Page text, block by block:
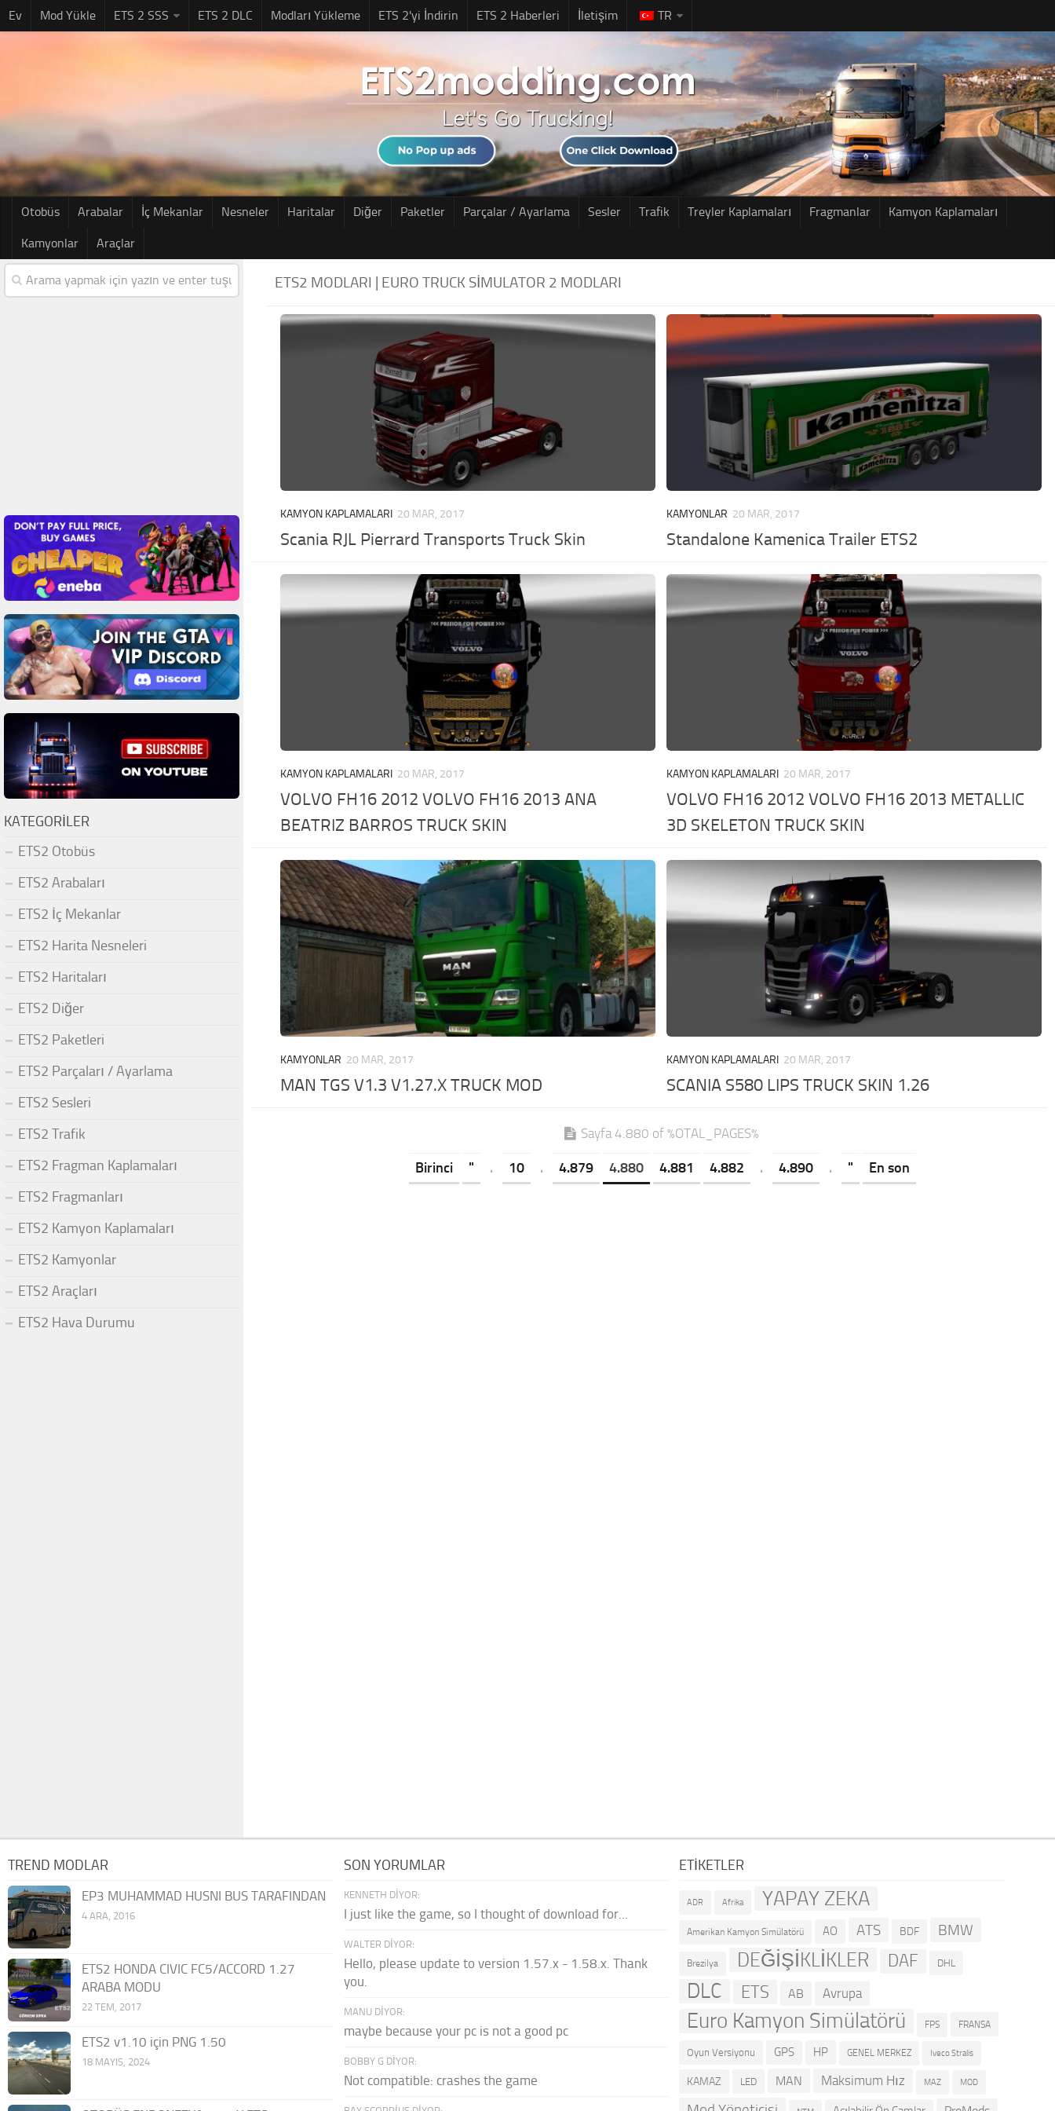
Ev Mod Yükle ETS 2 SSS ETS 2 DLC Modları Yükleme ETS 2'yi İndirin ETS 2 Haberleri İletişim TR
Otobüs Arabalar İç Mekanlar Nesneler Haritalar Diğer Paketler Parçalar / Ayarlama Sesler Trafik Treyler Kaplamaları Fragmanlar Kamyon Kaplamaları
Kamyonlar Araçlar
ETS2 MODLARI | EURO TRUCK SIMULATOR 2 MODLARI
KAMYON KAPLAMALARI 20 MAR, 2017
Scania RJL Pierrard Transports Truck Skin
KAMYONLAR 20 MAR, 2017
Standalone Kamenica Trailer ETS2
KAMYON KAPLAMALARI 20 MAR, 2017
VOLVO FH16 2012 VOLVO FH16 2013 ANA
BEATRIZ BARROS TRUCK SKIN
KAMYON KAPLAMALARI 20 MAR, 2017
VOLVO FH16 2012 VOLVO FH16 2013 METALLIC
3D SKELETON TRUCK SKIN
KAMYONLAR 20 MAR, 2017
MAN TGS V1.3 V1.27.X TRUCK MOD
KAMYON KAPLAMALARI 20 MAR, 2017
SCANIA S580 LIPS TRUCK SKIN 1.26
Sayfa 4.880 of %OTAL_PAGES%
Birinci " . 10 . 4.879 4.880 4.881 4.882 . 4.890 . " En son
KATEGORILER
ETS2 Otobüs
ETS2 Arabaları
ETS2 İç Mekanlar
ETS2 Harita Nesneleri
ETS2 Haritaları
ETS2 Diğer
ETS2 Paketleri
ETS2 Parçaları / Ayarlama
ETS2 Sesleri
ETS2 Trafik
ETS2 Fragman Kaplamaları
ETS2 Fragmanları
ETS2 Kamyon Kaplamaları
ETS2 Kamyonlar
ETS2 Araçları
ETS2 Hava Durumu
TREND MODLAR
EP3 MUHAMMAD HUSNI BUS TARAFINDAN
4 ARA, 2016
ETS2 HONDA CIVIC FC5/ACCORD 1.27
ARABA MODU
22 TEM, 2017
ETS2 v1.10 için PNG 1.50
18 MAYIS, 2024
SON YORUMLAR
KENNETH DIYOR:
I just like the game, so I thought of download for...
WALTER DIYOR:
Hello, please update to version 1.57.x - 1.58.x. Thank
you.
MANU DIYOR:
maybe because your pc is not a good pc
BOBBY G DIYOR:
Not compatible: crashes the game
ETIKETLER
ADR Afrika YAPAY ZEKA
Amerikan Kamyon Simülatörü AO ATS BDF BMW
Brezilya DEĞİŞİKLİKLER DAF DHL
DLC ETS AB Avrupa
Euro Kamyon Simülatörü FPS FRANSA
Oyun Versiyonu GPS HP GENEL MERKEZ Iveco Stralis
KAMAZ LED MAN Maksimum Hız MAZ MOD